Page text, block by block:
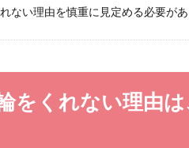
ない理由を慎重に見定める必要があ
をくれない理由